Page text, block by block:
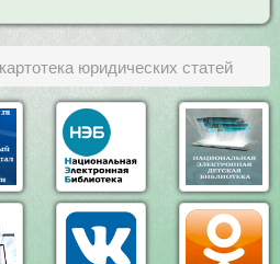
юридических статей